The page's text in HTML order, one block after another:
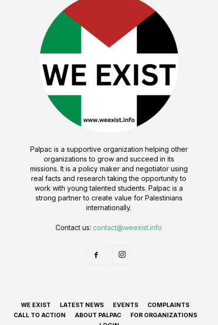
Palpac is a supportive organization helping other
organizations to grow and succeed in its
missions. It is a policy maker and negotiator using
real facts and research taking the opportunity to
work with young talented students. Palpac is a
strong partner to create value for Palestinians
internationally.
Contact us:contact@weexist.info
WE EXIST LATEST NEWS EVENTS
COMPLAINTS
CALL TO ACTION
ABOUT PALPAC
FOR ORGANIZATIONS